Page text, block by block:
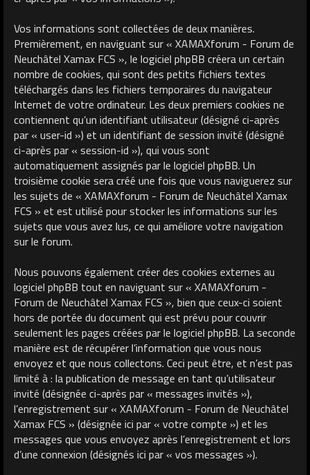
Vos informations sont collectées de deux manières.
Premièrement, en naviguant sur « XAMAXforum - Forum de
Neuchâtel Xamax FCS », le logiciel phpBB créera un certain
nombre de cookies, qui sont des petits fichiers textes
téléchargés dans les fichiers temporaires du navigateur
Internet de votre ordinateur. Les deux premiers cookies ne
contiennent qu’un identifiant utilisateur (désigné ci-après
par « user-id ») et un identifiant de session invité (désigné
ci-après par « session-id »), qui vous sont
automatiquement assignés par le logiciel phpBB. Un
troisième cookie sera créé une fois que vous naviguerez sur
les sujets de « XAMAXforum - Forum de Neuchâtel Xamax
FCS » et est utilisé pour stocker les informations sur les
sujets que vous avez lus, ce qui améliore votre navigation
sur le forum.
Nous pouvons également créer des cookies externes au
logiciel phpBB tout en naviguant sur « XAMAXforum -
Forum de Neuchâtel Xamax FCS », bien que ceux-ci soient
hors de portée du document qui est prévu pour couvrir
seulement les pages créées par le logiciel phpBB. La seconde
manière est de récupérer l’information que vous nous
envoyez et que nous collectons. Ceci peut être, et n’est pas
limité à : la publication de message en tant qu’utilisateur
invité (désignée ci-après par « messages invités »),
l’enregistrement sur « XAMAXforum - Forum de Neuchâtel
Xamax FCS » (désignée ici par « votre compte ») et les
messages que vous envoyez après l’enregistrement et lors
d’une connexion (désignés ici par « vos messages »).